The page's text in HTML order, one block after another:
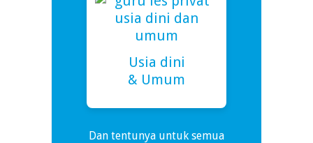
Usia dini
& Umum
Dan tentunya untuk semua